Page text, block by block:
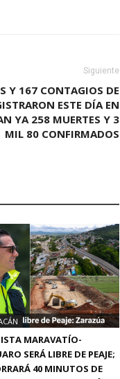
Siguiente
Y 167 CONTAGIOS DE
ESTE DÍA EN
YA 258 MUERTES Y 3
MIL 80 CONFIRMADOS
MARAVATÍO-
SERÁ LIBRE DE PEAJE;
40 MINUTOS DE